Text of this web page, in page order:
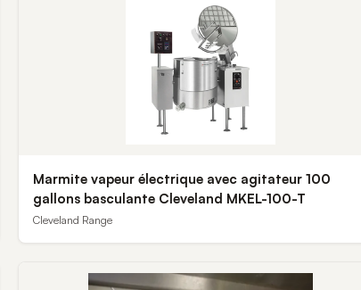
Marmite vapeur électrique avec agitateur 100
gallons basculante Cleveland MKEL-100-T
Cleveland Range